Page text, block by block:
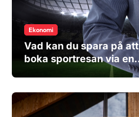
Ekonomi
Vad kan du spara på att
boka sportresan via en
researrangör?